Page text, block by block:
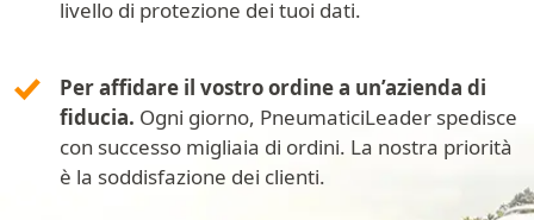
livello di protezione dei tuoi dati.
Per affidare il vostro ordine a un’azienda di
fiducia. Ogni giorno, PneumaticiLeader spedisce
con successo migliaia di ordini. La nostra priorità
è la soddisfazione dei clienti.